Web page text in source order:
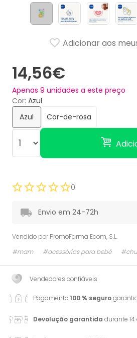
14,56€
Apenas 9 unidades a este preço
Cor
Azul
Azul
Cor-de-rosa
Adicionar aos
0
Envio em 24-72h
Vendido por PromoFarma Ecom, S.L.
#mam
#acessórios para bebé
Vendedores confiáveis
Pagamento100 % seguro
Devolução garantida durante 14